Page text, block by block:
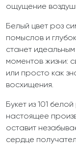
ощущение
Белый цвет роз
помыслов и
станет
моментов жизни:
или просто как
восхищения.
Букет из 101
настоящее
оставит
сердце